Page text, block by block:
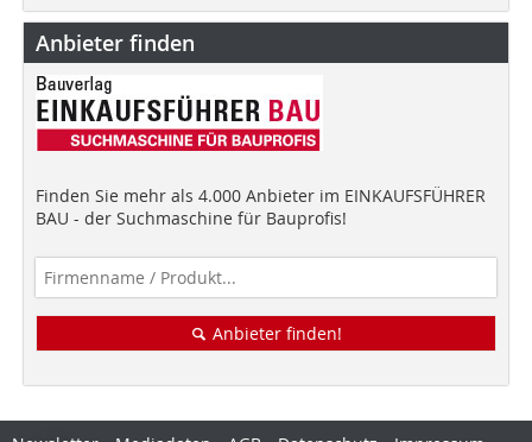
Anbieter finden
Finden Sie mehr als 4.000 Anbieter im EINKAUFSFÜHRER
BAU - der Suchmaschine für Bauprofis!
Anbieter finden!